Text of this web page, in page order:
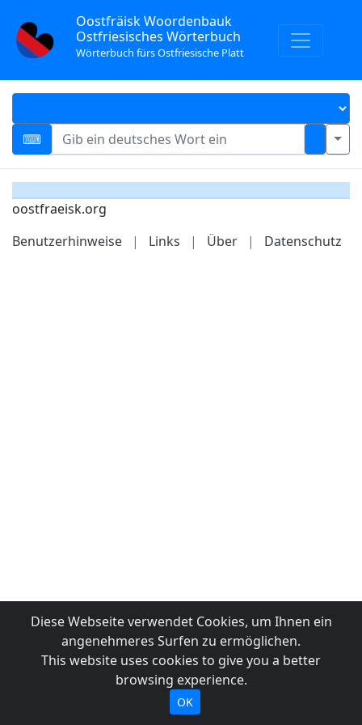
Oostfräisk Woordenbauk
Ostfriesisches Wörterbuch
Wörterbuch fürs Ostfriesische Platt
oostfraeisk.org
Benutzerhinweise
| Links | Über | Datenschutz
Diese Webseite verwendet Cookies, um Ihnen ein
angenehmeres Surfen zu ermöglichen.
This website uses cookies to give you a better
browsing experience.
OK